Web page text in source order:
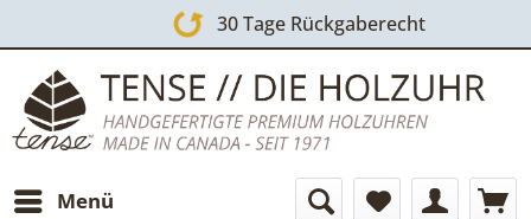
30 Tage Rückgaberecht
Menü